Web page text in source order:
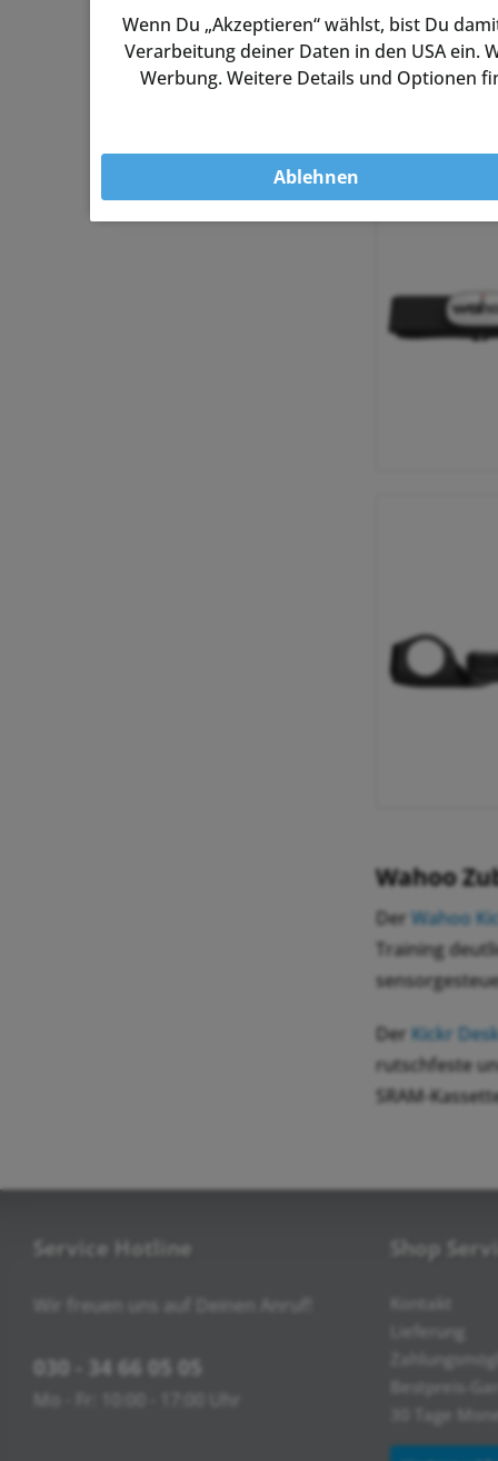
Wahoo
Der Wahoo
Training
Der Kickr
rutschfeste
SRAM-
Service Hotline
Wir freuen uns auf Deinen Anruf!
030 - 34 66 05 05
Shop
Lieferung
Bestpreis-
30 Tage
Wenn Du „Akzeptieren“ wählst, bist Du
Verarbeitung deiner Daten in den USA ein.
Werbung. Weitere Details und Optionen
Ablehnen